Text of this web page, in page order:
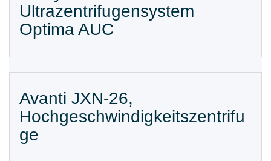
Ultrazentrifugensystem
Optima AUC
Avanti JXN-26,
Hochgeschwindigkeitszentrifu
ge